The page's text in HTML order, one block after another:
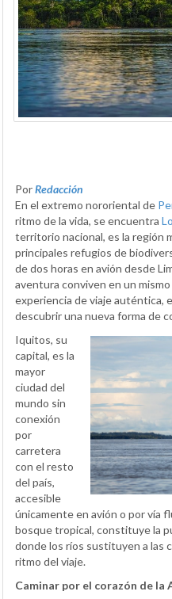
PorRedacción
En el extremo nororiental de
ritmo de la vida, se encuentra
territorio nacional, es la región
principales refugios de
de dos horas en avión desde
aventura conviven en un
experiencia de viaje auténtica,
descubrir una nueva forma de
Iquitos, su
capital, es la
mayor
ciudad del
mundo sin
conexión
por
carretera
con el resto
del país,
accesible
únicamente en avión o por vía
bosque tropical, constituye la
donde los ríos sustituyen a las
ritmo del viaje.
Caminar por el corazón de la